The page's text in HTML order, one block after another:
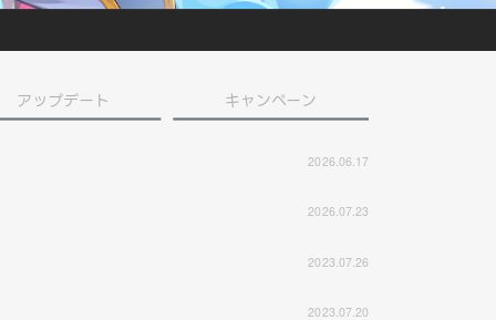
アップデート キャンペーン
2026.06.17
2026.07.23
2023.07.26
2023.07.20